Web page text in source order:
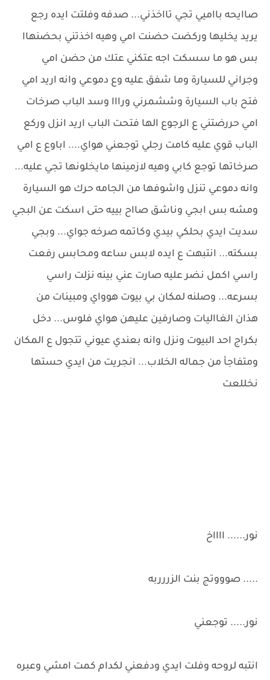
صاايحه بااميي تجي تااخذني... صدفه وفلتت ايده رجع
يريد يخليها وركضت حضنت امي وهيه اخذتني بحضنهاا
بس هو ما سسكت اجه عتكني عتك من حضن امي
وجراني للسيارة وما شفق عليه وع دموعي وانه اريد امي
فتح باب السيارة وششمرني ورااا وسد الباب صرخات
امي حررضتني ع الرجوع الها فتحت الباب اريد انزل وركع
الباب قوي عليه كامت رجلي توجعني هواي.... اباوع ع امي
صرخاتها توجع كابي وهيه لازمينها مايخلونها تجي عليه...
وانه دموعي تنزل واشوفها من الجامه حرك هو السيارة
ومشه بس ابجي وناشق صااح بييه حتى اسكت عن البجي
سديت ايدي بحلكي بيدي وكاتمه صرخه جواي... وبجي
بسكته... انتبهت ع ايده لابس ساعه ومحابس رفعت
راسي اكمل نضر عليه صارت عني بينه نزلت راسي
بسرعه... وصلنه لمكان بي بيوت هوواي ومبينات من
هذان الغااليات وصارفين عليهن هواي فلوس... دخل
بكراج احد البيوت ونزل وانه بعندي عيوني تتجول ع المكان
ومتفاجأ من جماله الخلاب... انجريت من ايدي حستها
نخللعت
نور...... ااااخ
..... صوووتج بنت الزررربه
نور..... توجعني
انتبه لروحه وفلت ايدي ودفعني لكدام كمت امشي وعبره